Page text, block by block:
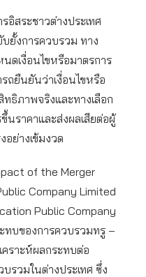
อิสระชาวต่างประเทศ
ยั้งการควบรวม ทาง
ดเงื่อนไขหรือมาตรการ
ถยืนยันว่าเงื่อนไขหรือ
ธิภาพจริงและทางเลือก
นราคาและส่งผลเสียต่อผู้
อย่างเข้มงวด
of the Merger
Company Limited
Public Company
ทบของการควบรวมทรู –
ราะห์ผลกระทบต่อ
รวมในต่างประเทศ ซึ่ง